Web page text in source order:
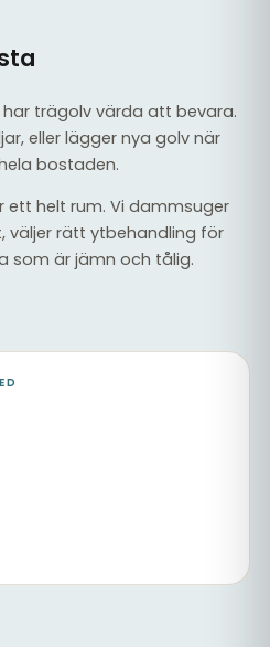
trägolv värda att bevara.
eller lägger nya golv när
bostaden.
ett helt rum. Vi dammsuger
väljer rätt ytbehandling för
som är jämn och tålig.